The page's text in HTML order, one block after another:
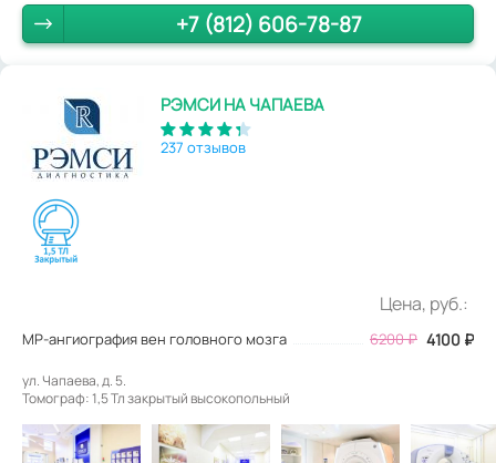
+7 (812) 606-78-87
РЭМСИ НА ЧАПАЕВА
237 отзывов
Цена, руб.:
МР-ангиография вен головного мозга 6200₽ 4100 ₽
ул. Чапаева, д. 5.
Томограф: 1,5 Тл закрытый высокопольный